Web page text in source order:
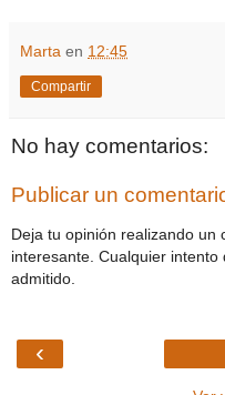
Marta en 12:45
Compartir
No hay comentarios:
Publicar un
Deja tu opinión realizando un
interesante. Cualquier intento
admitido.
‹